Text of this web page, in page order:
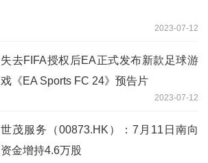
2023-07-12
失去FIFA授权后EA正式发布新款足球游
戏《EA Sports FC 24》预告片
2023-07-12
世茂服务（00873.HK）：7月11日南向
资金增持4.6万股